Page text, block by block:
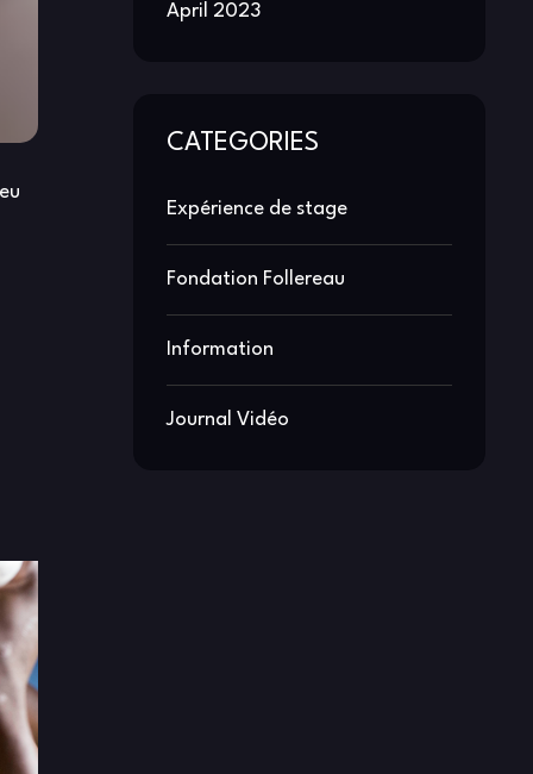
April 2023
CATEGORIES
Expérience de stage
Fondation Follereau
Information
Journal Vidéo